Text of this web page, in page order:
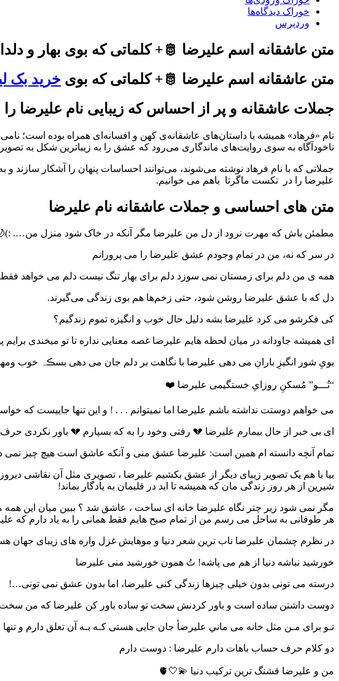
خوراک دیدگاه‌ها
وردپرس
متن عاشقانه اسم علیرضا 🫅+ کلماتی که بوی بهار و دلدادگی می‌دن
متن عاشقانه اسم علیرضا 🫅+ کلماتی که بوی
خرید بک
جملات عاشقانه و پر از احساس که زیبایی نام علیرضا
نام «فرهاد» همیشه با داستان‌های عاشقانه‌ی کهن و افسانه‌ای همراه بوده است؛
ناخودآگاه به سوی روایت‌های ماندگاری می‌رود که عشق را به زیباترین شکل به
جملاتی که با نام فرهاد نوشته می‌شوند، می‌توانند احساسات پنهان را آشکار
علیرضا را در تکست ماگرتا باهم می خوانیم.
متن های احساسی و جملات عاشقانه نام علیرضا
مطمئن باش که مهرت نرود از دل من علیرضا مگر آنکه در خاک شود منزل من….
در سر که نه، من در تمام وجودم عشق علیرضا را می پرورانم
همه ی من دلم برای زمستان نمی سوزد دلم برای بهار تنگ نیست دلم می خواهد فقط
دل که با عشق علیرضا روشن شود، حتی زخم‌ها هم بوی زندگی می‌گیرند.
کی فکرشو می کرد علیرضا بشه دلیل حال خوب و انگیزه تموم زندگیم؟
ای همیشه جاودانه در میان لحظه هایم علیرضا غصه معنایی نداره تا تو میخندی
بویِ شور انگیزِ باراڹ می دهی علیرضا با نگاهت بر دلم جان می دهی بسڪہ خوب
“تُـــو” مُسکنِ روزایِ خستگیمی علیرضا ❤️
می خواهم دوستت نداشته باشم علیرضا اما نمیتوانم . . . ! و این تنها جاییست که
ای بی خبر از حال بیمارم علیرضا 💔 رفتی وخود را به که بسپارم 💔 باور نکردی
تمام آنچه دانسته‌ ام همین است: علیرضا عشق منی و آنکه عاشق است هیچ چیز نمی‌
بیا با هم یک تصویر زیبای دیگر از عشق بکشیم علیرضا ، تصویری مثل آن نقاشی دیروز
شیرین از هر روز زندگی مان که همیشه تا ابد در قلبمان به یادگار بماند!
مگر نمی شود زیر چتر نگاه علیرضا خانه ای ساخت ، عاشق شد ؟ ببین میان این همه
هر طوفانی به ساحل می‏ رسم من از تمام صبح هایم فقط همانی را به یاد دارم که
در نظرم چشمان علیرضا ناب ترین شعر دنیا و موهایش غزل واره های زیبای جهان
خورشید نباشه دنیا از هم می پاشه! تُ همون خورشید منی علیرضا
درسته می تونی بدون خیلی چیزها زندگی کنی علیرضا، اما بدون عشق نمی تونی…!
دوست داشتن ساده است و باور کردنش سخت تو ساده باور کن علیرضا که من
تـو برای مـن مثل خانه می ماني علیرضأ جان جایی هستی کـه بـه آن تعلق دارم و تنها
دو کلام حرف حساب باهات دارم علیرضا : دوست دارم
من و علیرضا قشنگ ترین ترکیب دنیا 💫🤍🫀